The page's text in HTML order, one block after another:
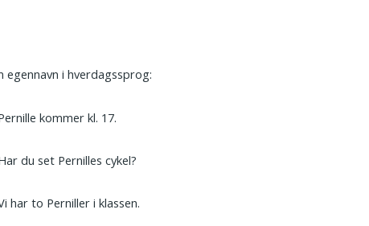
egennavn i hverdagssprog:
kommer kl. 17.
du set Pernilles cykel?
har to Perniller i klassen.